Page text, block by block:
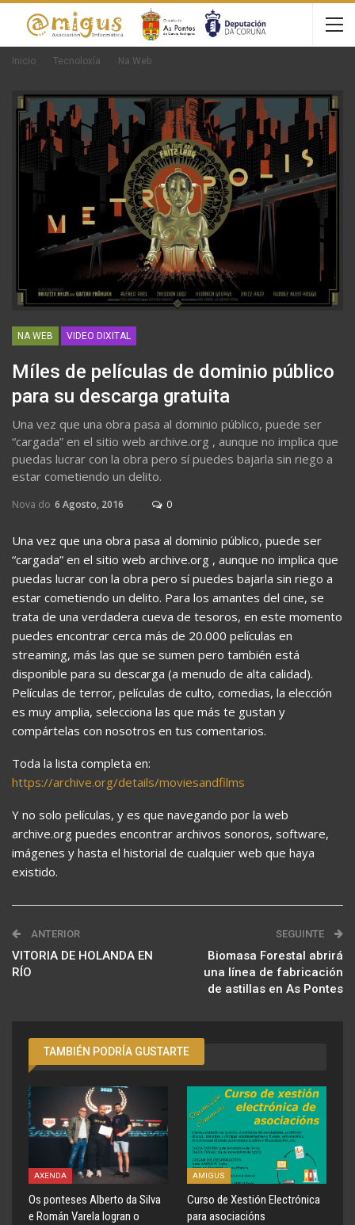
Inicio Tecnoloxía Na Web
NA WEB VIDEO DIXITAL
Míles de películas de dominio público
para su descarga gratuita
Una vez que una obra pasa al dominio público, puede ser
“cargada” en el sitio web archive.org , aunque no implica que
puedas lucrar con la obra pero sí puedes bajarla sin riego a
estar cometiendo un delito.
Nova do 6 Agosto, 2016 0
Una vez que una obra pasa al dominio público, puede ser
“cargada” en el sitio web archive.org , aunque no implica que
puedas lucrar con la obra pero sí puedes bajarla sin riego a
estar cometiendo un delito. Para los amantes del cine, se
trata de una verdadera cueva de tesoros, en este momento
puedes encontrar cerca más de 20.000 películas en
streaming, más las que se sumen pero también está
disponible para su descarga (a menudo de alta calidad).
Películas de terror, películas de culto, comedias, la elección
es muy amplia, selecciona las que más te gustan y
compártelas con nosotros en tus comentarios.
Toda la lista completa en:
https://archive.org/details/moviesandfilms
Y no solo películas, y es que navegando por la web
archive.org puedes encontrar archivos sonoros, software,
imágenes y hasta el historial de cualquier web que haya
existido.
ANTERIOR
VITORIA DE HOLANDA EN
RÍO
SEGUINTE
Biomasa Forestal abrirá
una línea de fabricación
de astillas en As Pontes
TAMBIÉN PODRÍA GUSTARTE
AXENDA
Os ponteses Alberto da Silva
e Román Varela logran o
AMIGUS
Curso de Xestión Electrónica
para asociacións